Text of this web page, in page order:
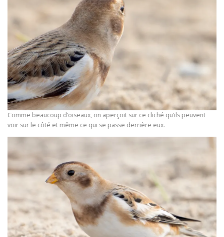
Comme beaucoup d’oiseaux, on aperçoit sur ce cliché qu’ils peuvent
voir sur le côté et même ce qui se passe derrière eux.